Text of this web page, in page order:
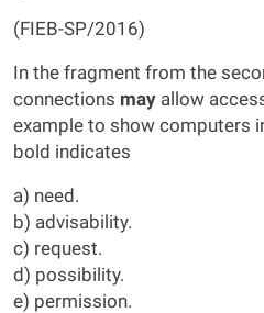
(FIEB-SP/2016)
In the fragment from the
connections may allow
example to show computers
bold indicates
a) need.
b) advisability.
c) request.
d) possibility.
e) permission.